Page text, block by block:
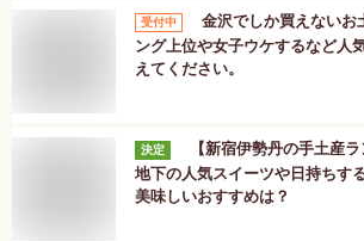
受付中
金沢でしか買えないお
ング上位や女子ウケするなど人
えてください。
決定
【新宿伊勢丹の手土産
地下の人気スイーツや日持ちす
美味しいおすすめは？